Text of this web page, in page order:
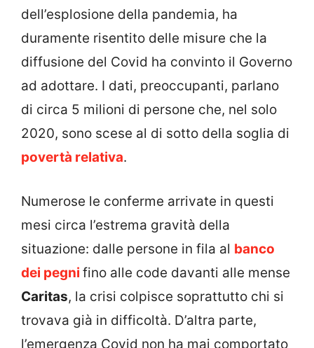
dell’esplosione della pandemia, ha
duramente risentito delle misure che la
diffusione del Covid ha convinto il Governo
ad adottare. I dati, preoccupanti, parlano
di circa 5 milioni di persone che, nel solo
2020, sono scese al di sotto della soglia di
povertà relativa.
Numerose le conferme arrivate in questi
mesi circa l’estrema gravità della
situazione: dalle persone in fila al banco
dei pegni fino alle code davanti alle mense
Caritas, la crisi colpisce soprattutto chi si
trovava già in difficoltà. D’altra parte,
l’emergenza Covid non ha mai comportato